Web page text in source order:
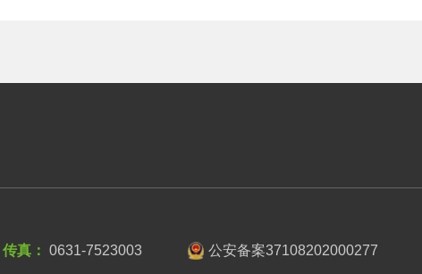
传真： 0631-7523003 公安备案37108202000277